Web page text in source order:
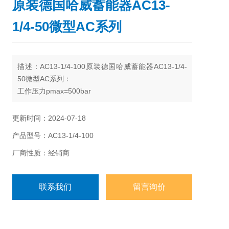
原装德国哈威蓄能器AC13-
1/4-50微型AC系列
描述：AC13-1/4-100原装德国哈威蓄能器AC13-1/4-
50微型AC系列：
工作压力pmax=500bar
充气压力pomax=250bar
更新时间：2024-07-18
产品型号：AC13-1/4-100
厂商性质：经销商
联系我们 留言询价